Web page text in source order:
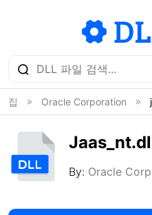
집 Oracle Corporation
By: Oracle